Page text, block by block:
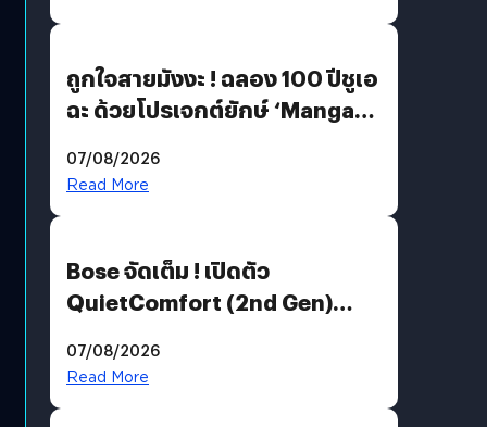
ถูกใจสายมังงะ ! ฉลอง 100 ปีชูเอ
ฉะ ด้วยโปรเจกต์ยักษ์ ‘Manga
มีภาษาไทยด้วย
07/08/2026
Read More
Bose จัดเต็ม ! เปิดตัว
QuietComfort (2nd Gen)
07/08/2026
Read More